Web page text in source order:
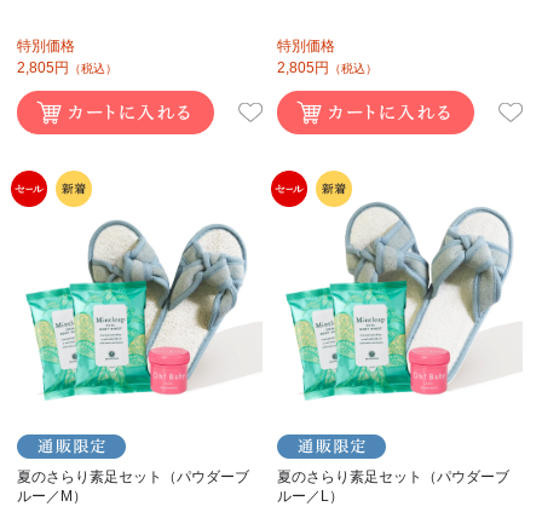
特別価格
2,805円 （税込）
特別価格
2,805円 （税込）
夏のさらり素足セット（パウダーブ
ルー／M）
夏のさらり素足セット（パウダーブ
ルー／L）